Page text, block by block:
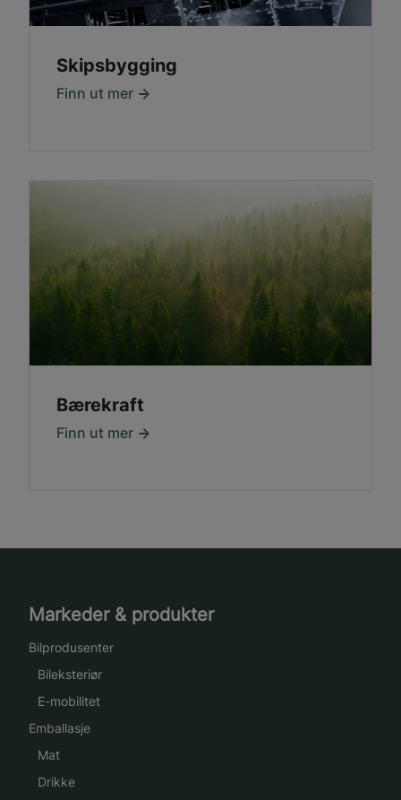
Skipsbygging
Finn ut mer
Bærekraft
Finn ut mer
Markeder & produkter
Bilprodusenter
Bileksteriør
E-mobilitet
Emballasje
Mat
Drikke